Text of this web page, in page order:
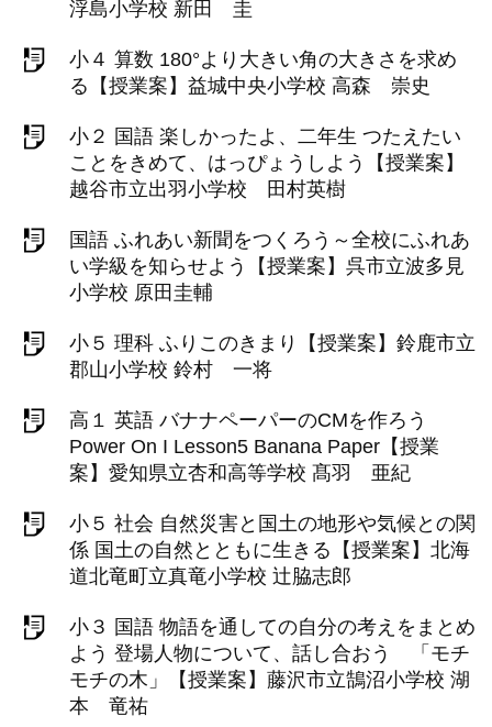
浮島小学校 新田 圭
小４ 算数 180°より大きい角の大きさを求め
る【授業案】益城中央小学校 高森 崇史
小２ 国語 楽しかったよ、二年生 つたえたい
ことをきめて、はっぴょうしよう【授業案】
越谷市立出羽小学校 田村英樹
国語 ふれあい新聞をつくろう～全校にふれあ
い学級を知らせよう【授業案】呉市立波多見
小学校 原田圭輔
小５ 理科 ふりこのきまり【授業案】鈴鹿市立
郡山小学校 鈴村 一将
高１ 英語 バナナペーパーのCMを作ろう
Power On I Lesson5 Banana Paper【授業
案】愛知県立杏和高等学校 髙羽 亜紀
小５ 社会 自然災害と国土の地形や気候との関
係 国土の自然とともに生きる【授業案】北海
道北竜町立真竜小学校 辻脇志郎
小３ 国語 物語を通しての自分の考えをまとめ
よう 登場人物について、話し合おう 「モチ
モチの木」【授業案】藤沢市立鵠沼小学校 湖
本 竜祐